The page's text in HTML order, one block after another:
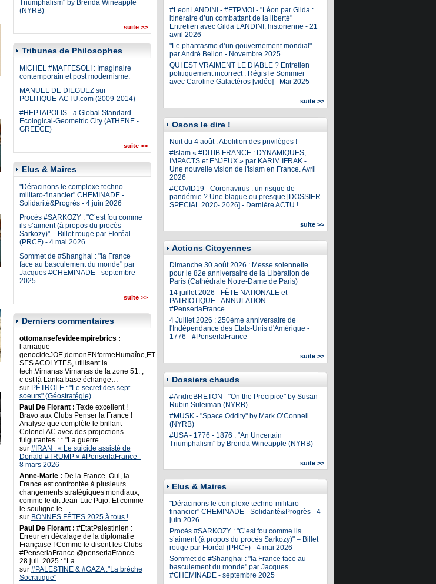
Triumphalism" by Brenda Wineapple
(NYRB)
suite >>
Tribunes de Philosophes
MICHEL #MAFFESOLI : Imaginaire
contemporain et post modernisme.
MANUEL DE DIEGUEZ sur
POLITIQUE-ACTU.com (2009-2014)
#HEPTAPOLIS - a Global Standard
Ecological-Geometric City (ATHENE -
GREECE)
suite >>
Elus & Maires
"Déracinons le complexe techno-
militaro-financier" CHEMINADE -
Solidarité&Progrès - 4 juin 2026
Procès #SARKOZY : "C’est fou comme
ils s’aiment (à propos du procès
Sarkozy)" – Billet rouge par Floréal
(PRCF) - 4 mai 2026
Sommet de #Shanghai : "la France
face au basculement du monde" par
Jacques #CHEMINADE - septembre
2025
suite >>
Derniers commentaires
ottomansefevideempirebrics :
l’arnaque
genocideJOE,demonENformeHumaîne,ET
SES ACOLYTES, utilisent la
tech.Vimanas Vimanas de la zone 51: ;
c’est là Lanka base échange…
sur PÉTROLE : "Le secret des sept
soeurs" (Géostratégie)
Paul De Florant : Texte excellent !
Bravo aux Clubs Penser la France !
Analyse que complète le brillant
Colonel AC avec des projections
fulgurantes : * "La guerre…
sur #IRAN : « Le suicide assisté de
Donald #TRUMP » #PenserlaFrance -
8 mars 2026
Anne-Marie : De la France. Oui, la
France est confrontée à plusieurs
changements stratégiques mondiaux,
comme le dit Jean-Luc Pujo. Et comme
le souligne le…
sur BONNES FÊTES 2025 à tous !
Paul De Florant : #EtatPalestinien :
Erreur en décalage de la diplomatie
Française ! Comme le disent les Clubs
#PenserlaFrance @penserlaFrance -
28 juil. 2025 : "La…
sur #PALESTINE & #GAZA :"La brèche
Socratique"
#LeonLANDINI - #FTPMOI - "Léon par Gilda :
itinéraire d’un combattant de la liberté"
Entretien avec Gilda LANDINI, historienne - 21
avril 2026
"Le phantasme d’un gouvernement mondial"
par André Bellon - Novembre 2025
QUI EST VRAIMENT LE DIABLE ? Entretien
politiquement incorrect : Régis le Sommier
avec Caroline Galactéros [vidéo] - Mai 2025
suite >>
Osons le dire !
Nuit du 4 août : Abolition des privilèges !
#Islam « #DITIB FRANCE : DYNAMIQUES,
IMPACTS et ENJEUX » par KARIM IFRAK -
Une nouvelle vision de l'Islam en France. Avril
2026
#COVID19 - Coronavirus : un risque de
pandémie ? Une blague ou presque [DOSSIER
SPECIAL 2020- 2026] - Dernière ACTU !
suite >>
Actions Citoyennes
Dimanche 30 août 2026 : Messe solennelle
pour le 82e anniversaire de la Libération de
Paris (Cathédrale Notre-Dame de Paris)
14 juillet 2026 - FÊTE NATIONALE et
PATRIOTIQUE - ANNULATION -
#PenserlaFrance
4 Juillet 2026 : 250ème anniversaire de
l'Indépendance des Etats-Unis d'Amérique -
1776 - #PenserlaFrance
suite >>
Dossiers chauds
#AndreBRETON - "On the Precipice" by Susan
Rubin Suleiman (NYRB)
#MUSK - "Space Oddity" by Mark O’Connell
(NYRB)
#USA - 1776 - 1876 : "An Uncertain
Triumphalism" by Brenda Wineapple (NYRB)
suite >>
Elus & Maires
"Déracinons le complexe techno-militaro-
financier" CHEMINADE - Solidarité&Progrès - 4
juin 2026
Procès #SARKOZY : "C’est fou comme ils
s’aiment (à propos du procès Sarkozy)" – Billet
rouge par Floréal (PRCF) - 4 mai 2026
Sommet de #Shanghai : "la France face au
basculement du monde" par Jacques
#CHEMINADE - septembre 2025